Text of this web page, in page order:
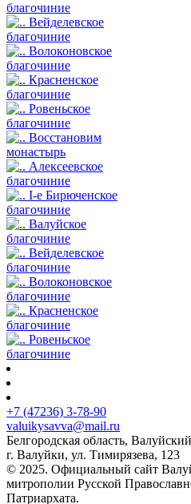
благочиние
Вейделевское
благочиние
Волоконовское
благочиние
Красненское
благочиние
Ровеньское
благочиние
Восстановим
монастырь
Алексеевское
благочиние
I-е Бирюченское
благочиние
Валуйское
благочиние
Вейделевское
благочиние
Волоконовское
благочиние
Красненское
благочиние
Ровеньское
благочиние
+7 (47236) 3-78-90
valuikysavva@mail.ru
Белгородская область,
г. Валуйки, ул. Тимирязева, 123
© 2025. Официальный сайт
митрополии Русской
Патриархата.